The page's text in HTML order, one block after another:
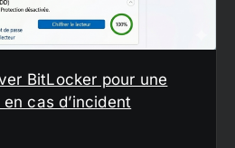
BitLocker pour une
cas d’incident